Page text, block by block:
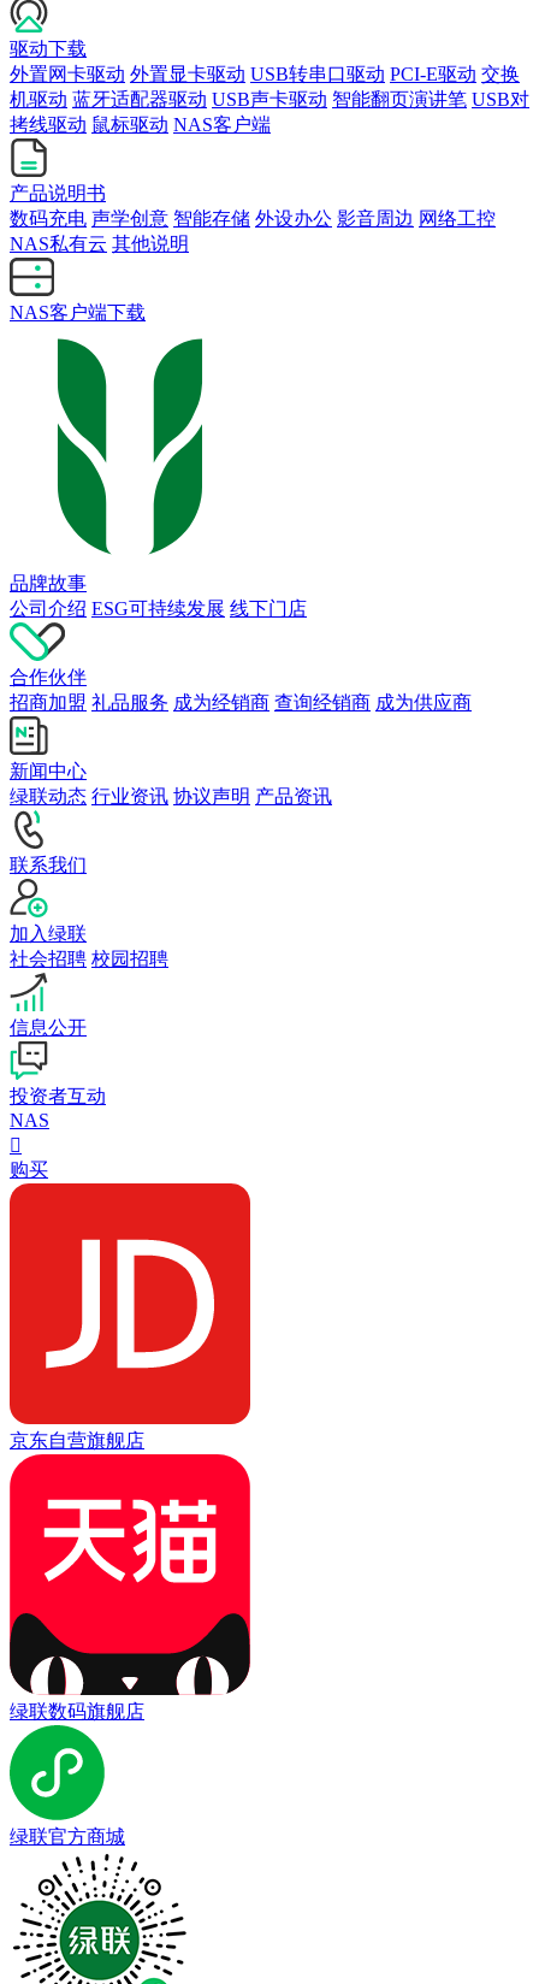
驱动下载
外置网卡驱动 外置显卡驱动 USB转串口驱动 PCI-E驱动 交换
机驱动 蓝牙适配器驱动 USB声卡驱动 智能翻页演讲笔 USB对
拷线驱动 鼠标驱动 NAS客户端
产品说明书
数码充电 声学创意 智能存储 外设办公 影音周边 网络工控
NAS私有云 其他说明
NAS客户端下载
品牌故事
公司介绍 ESG可持续发展 线下门店
合作伙伴
招商加盟 礼品服务 成为经销商 查询经销商 成为供应商
新闻中心
绿联动态 行业资讯 协议声明 产品资讯
联系我们
加入绿联
社会招聘 校园招聘
信息公开
投资者互动
NAS

购买
京东自营旗舰店
绿联数码旗舰店
绿联官方商城